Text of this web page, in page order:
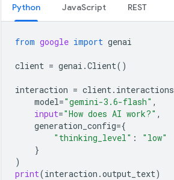
Python JavaScript REST
from google import genai
client = genai .Client()
interaction = client. interactions
model="gemini-3.6-flash" ,
input="How does AI work?" ,
generation_config={
"thinking_level" :
"low"
}
)
print(interaction .output_text)